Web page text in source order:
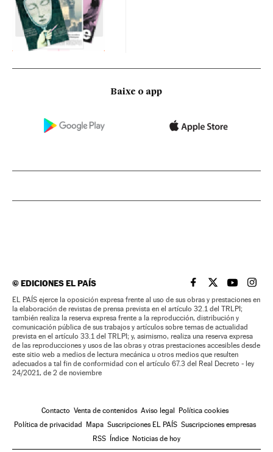
Baixe o app
©EDICIONES EL PAÍS EL PAÍS BRASIL EN
EL PAÍSEL PAÍS
EL
EL PAÍS ejerce la oposición expresa frente al uso de sus obras y prestaciones en
la elaboración de revistas de prensa prevista en el artículo 32.1 del TRLPI;
también realiza la reserva expresa frente a la reproducción, distribución y
comunicación pública de sus trabajos y artículos sobre temas de actualidad
prevista en el artículo 33.1 del TRLPI; y, asimismo, realiza una reserva expresa
de las reproducciones y usos de las obras y otras prestaciones accesibles desde
este sitio web a medios de lectura mecánica u otros medios que resulten
adecuados a tal fin de conformidad con el artículo 67.3 del Real Decreto - ley
24/2021, de 2 de noviembre
Contacto Venta de contenidos Aviso legal Política cookies
Política de privacidad Mapa Suscripciones EL PAÍS Suscripciones empresas
RSS Índice Noticias de hoy